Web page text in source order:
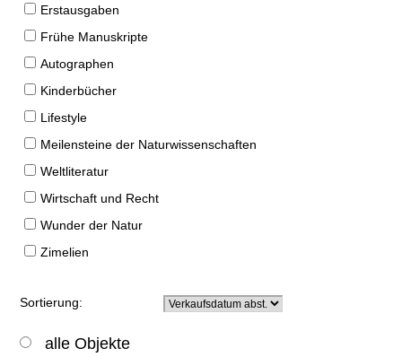
Erstausgaben
Frühe Manuskripte
Autographen
Kinderbücher
Lifestyle
Meilensteine der Naturwissenschaften
Weltliteratur
Wirtschaft und Recht
Wunder der Natur
Zimelien
Sortierung:
alle Objekte